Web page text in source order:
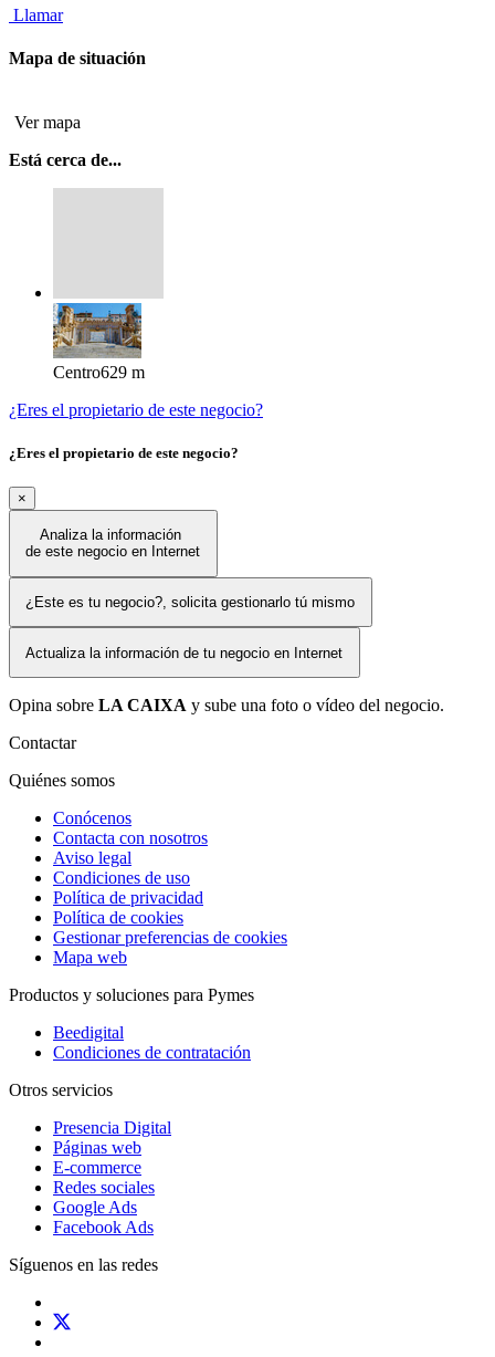
Llamar
Mapa de situación
Ver mapa
Está cerca de...
Centro629 m
¿Eres el propietario de este negocio?
¿Eres el propietario de este negocio?
×
Analiza la información
de este negocio en Internet
¿Este es tu negocio?, solicita gestionarlo tú mismo
Actualiza la información de tu negocio en Internet
Opina sobre LA CAIXA y sube una foto o vídeo del negocio.
Contactar
Quiénes somos
Conócenos
Contacta con nosotros
Aviso legal
Condiciones de uso
Política de privacidad
Política de cookies
Gestionar preferencias de cookies
Mapa web
Productos y soluciones para Pymes
Beedigital
Condiciones de contratación
Otros servicios
Presencia Digital
Páginas web
E-commerce
Redes sociales
Google Ads
Facebook Ads
Síguenos en las redes